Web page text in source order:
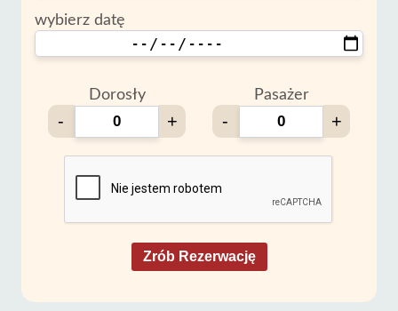
wybierz datę
Dorosły
- +
Pasażer
- +
Zrób Rezerwację